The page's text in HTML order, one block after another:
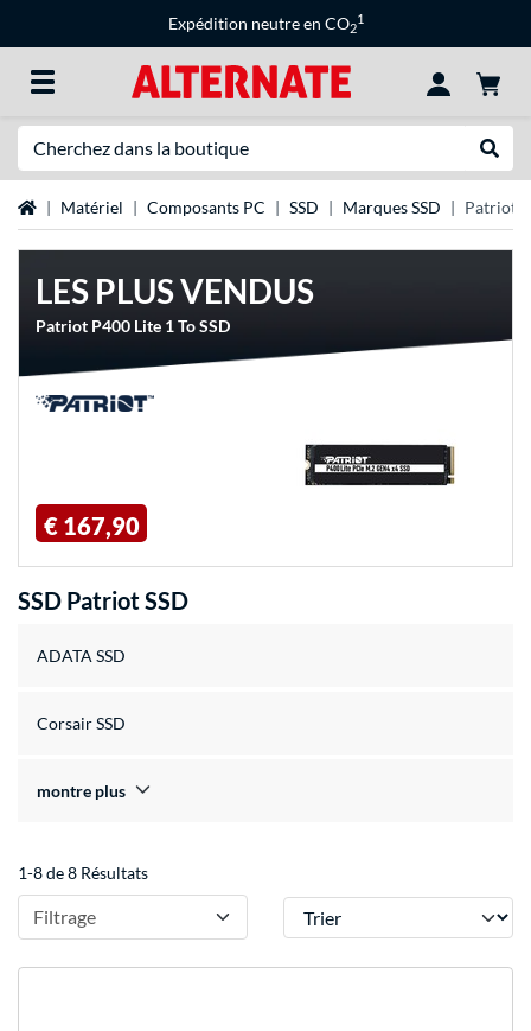
Expédition neutre en CO2
1
Page d'accueil
Matériel Composants PC SSD Marques SSD Patriot
LES PLUS VENDUS
Patriot P400 Lite 1 To SSD
€ 167,90
SSD Patriot SSD
ADATA SSD
Corsair SSD
montre plus
1-8 de 8 Résultats
Filtrage Trier